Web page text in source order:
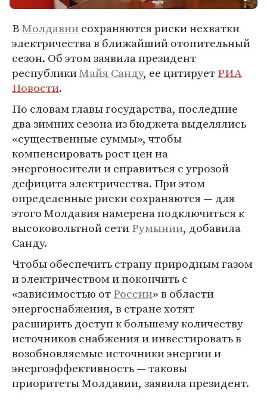
ВМолдавиисохраняются риски нехватки
электричества в ближайший отопительный
сезон. Об этом заявила президент
республикиМайя Санду, ее цитируетРИА
Новости.
По словам главы государства, последние
два зимних сезона из бюджета выделялись
«существенные суммы», чтобы
компенсировать рост цен на
энергоносители и справиться с угрозой
дефицита электричества. При этом
определенные риски сохраняются — для
этого Молдавия намерена подключиться к
высоковольтной сетиРумынии, добавила
Санду.
Чтобы обеспечить страну природным газом
и электричеством и покончить с
«зависимостью отРоссии» в области
энергоснабжения, в стране хотят
расширить доступ к большему количеству
источников снабжения и инвестировать в
возобновляемые источники энергии и
энергоэффективность — таковы
приоритеты Молдавии, заявила президент.